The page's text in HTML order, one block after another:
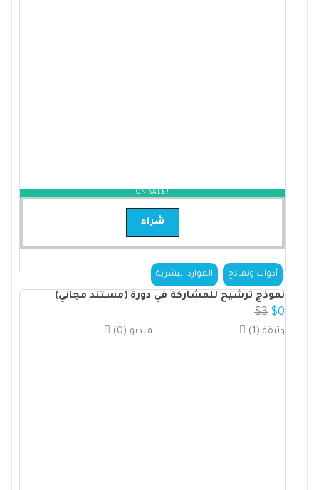
ON SALE!
شراء
الموارد البشرية أدوات ونماذج
نموذج ترشيح للمشاركة في دورة (مستند مجاني)
$3 $0
(0) فيديو (1) وثيقة